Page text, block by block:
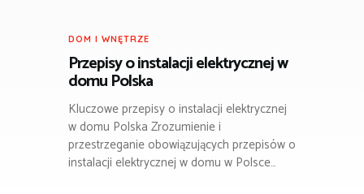
DOM I WNĘTRZE
Przepisy o instalacji elektrycznej w
domu Polska
Kluczowe przepisy o instalacji elektrycznej
w domu Polska Zrozumienie i
przestrzeganie obowiązujących przepisów o
instalacji elektrycznej w domu w Polsce…